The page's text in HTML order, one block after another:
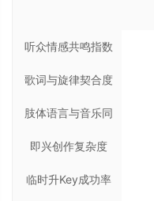
听众情感共鸣指数
歌词与旋律契合度
肢体语言与音乐同
步率
即兴创作复杂度
临时升Key成功率